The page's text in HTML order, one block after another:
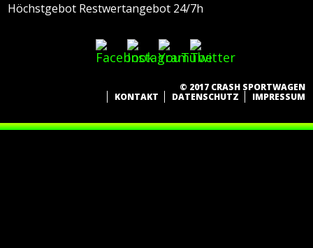
Höchstgebot Restwertangebot 24/7h
© 2017 CRASH SPORTWAGEN
KONTAKT
DATENSCHUTZ IMPRESSUM